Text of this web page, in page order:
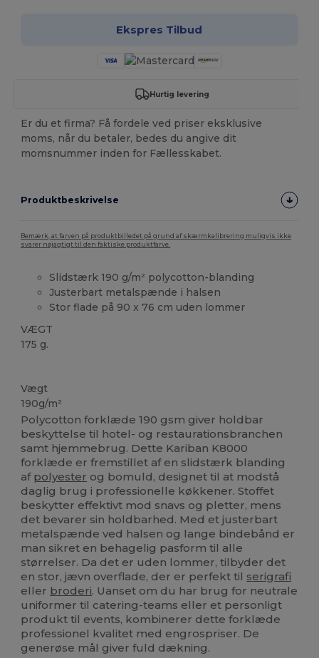
Ekspres Tilbud
Hurtig levering
Er du et firma? Få fordele ved priser eksklusive
moms, når du betaler, bedes du angive dit
momsnummer inden for Fællesskabet.
Produktbeskrivelse
Bemærk, at farven på produktbilledet på grund af skærmkalibrering muligvis ikke
svarer nøjagtigt til den faktiske produktfarve.
Slidstærk 190 g/m² polycotton-blanding
Justerbart metalspænde i halsen
Stor flade på 90 x 76 cm uden lommer
VÆGT
175 g.
Vægt
190g/m²
Polycotton forklæde 190 gsm giver holdbar
beskyttelse til hotel- og restaurationsbranchen
samt hjemmebrug. Dette Kariban K8000
forklæde er fremstillet af en slidstærk blanding
af polyester og bomuld, designet til at modstå
daglig brug i professionelle køkkener. Stoffet
beskytter effektivt mod snavs og pletter, mens
det bevarer sin holdbarhed. Med et justerbart
metalspænde ved halsen og lange bindebånd er
man sikret en behagelig pasform til alle
størrelser. Da det er uden lommer, tilbyder det
en stor, jævn overflade, der er perfekt til serigrafi
eller broderi. Uanset om du har brug for neutrale
uniformer til catering-teams eller et personligt
produkt til events, kombinerer dette forklæde
professionel kvalitet med engrospriser. De
generøse mål giver fuld dækning.